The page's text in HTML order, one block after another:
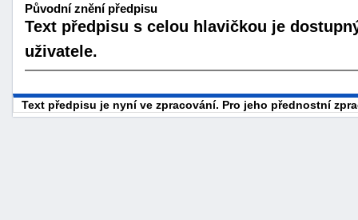
Původní znění předpisu
Text předpisu s celou hlavičkou je
uživatele.
Text předpisu je nyní ve zpracování. Pro jeho přednostní